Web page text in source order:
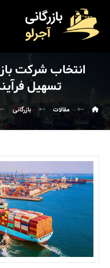
انتخاب شرکت
تسهیل
مقالات بازرگانی